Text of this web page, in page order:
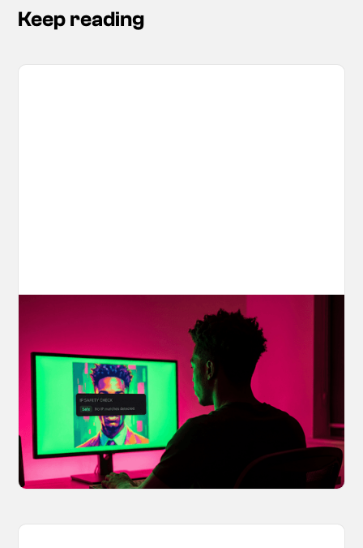
Keep reading
Your AI Creations, Protected: How
OpenArt's IP Safety Check Keeps
Creators Safe
You made something you love, but is it safe to
share? OpenArt's IP Safety Check, powered
by CopySight, lets you scan your creations for
potential IP issues before they leave your
hands.
April 2, 2026